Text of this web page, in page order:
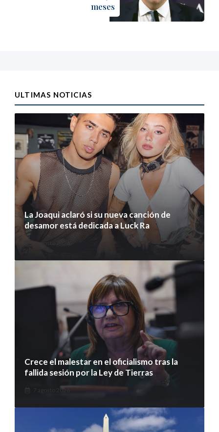
meses
ULTIMAS NOTICIAS
La Joaqui aclaró si su nueva canción de
desamor está dedicada a Luck Ra
7 agosto 2026
Crece el malestar en el oficialismo tras la
fallida sesión por la Ley de Tierras
7 agosto 2026